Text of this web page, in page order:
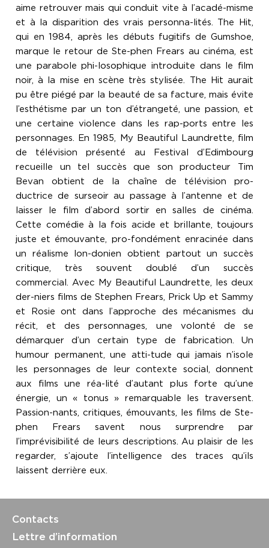
aime retrouver mais qui conduit vite à l’acadé-misme
et à la disparition des vrais personna-lités. The Hit,
qui en 1984, après les débuts fugitifs de Gumshoe,
marque le retour de Ste-phen Frears au cinéma, est
une parabole phi-losophique introduite dans le film
noir, à la mise en scène très stylisée. The Hit aurait
pu être piégé par la beauté de sa facture, mais évite
l’esthétisme par un ton d’étrangeté, une passion, et
une certaine violence dans les rap-ports entre les
personnages. En 1985, My Beautiful Laundrette, film
de télévision présenté au Festival d’Edimbourg
recueille un tel succès que son producteur Tim
Bevan obtient de la chaîne de télévision pro-
ductrice de surseoir au passage à l’antenne et de
laisser le film d’abord sortir en salles de cinéma.
Cette comédie à la fois acide et brillante, toujours
juste et émouvante, pro-fondément enracinée dans
un réalisme lon-donien obtient partout un succès
critique, très souvent doublé d’un succès
commercial. Avec My Beautiful Laundrette, les deux
der-niers films de Stephen Frears, Prick Up et Sammy
et Rosie ont dans l’approche des mécanismes du
récit, et des personnages, une volonté de se
démarquer d’un certain type de fabrication. Un
humour permanent, une atti-tude qui jamais n’isole
les personnages de leur contexte social, donnent
aux films une réa-lité d’autant plus forte qu’une
énergie, un « tonus » remarquable les traversent.
Passion-nants, critiques, émouvants, les films de Ste-
phen Frears savent nous surprendre par
l’imprévisibilité de leurs descriptions. Au plaisir de les
regarder, s’ajoute l’intelligence des traces qu’ils
laissent derrière eux.
Contacts
Lettre d’information